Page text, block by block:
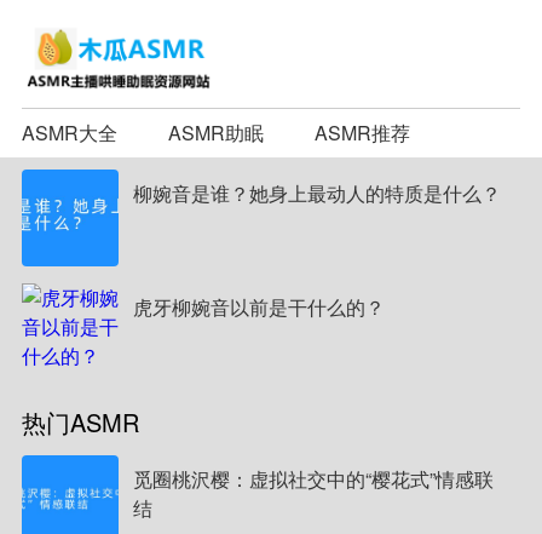
ASMR大全 ASMR助眠 ASMR推荐
柳婉音是谁？她身上最动人的特质是什么？
虎牙柳婉音以前是干什么的？
热门ASMR
觅圈桃沢樱：虚拟社交中的“樱花式”情感联
结